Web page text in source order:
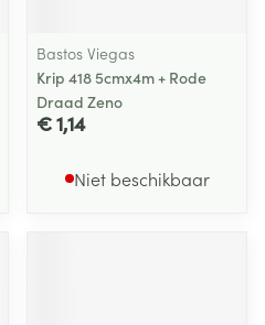
Bastos Viegas
Krip 418 5cmx4m + Rode
Draad Zeno
€ 1,14
Niet beschikbaar